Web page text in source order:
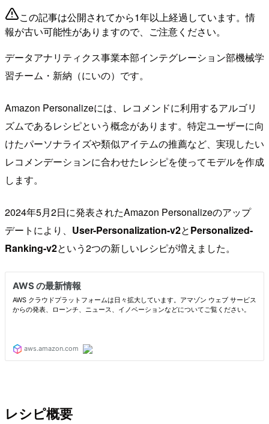
この記事は公開されてから1年以上経過しています。情
報が古い可能性がありますので、ご注意ください。
データアナリティクス事業本部インテグレーション部機械学
習チーム・新納（にいの）です。
Amazon Personalizeには、レコメンドに利用するアルゴリ
ズムであるレシピという概念があります。特定ユーザーに向
けたパーソナライズや類似アイテムの推薦など、実現したい
レコメンデーションに合わせたレシピを使ってモデルを作成
します。
2024年5月2日に発表されたAmazon Personalizeのアップ
デートにより、 User-Personalization-v2とPersonalized-
Ranking-v2という2つの新しいレシピが増えました。
レシピ概要